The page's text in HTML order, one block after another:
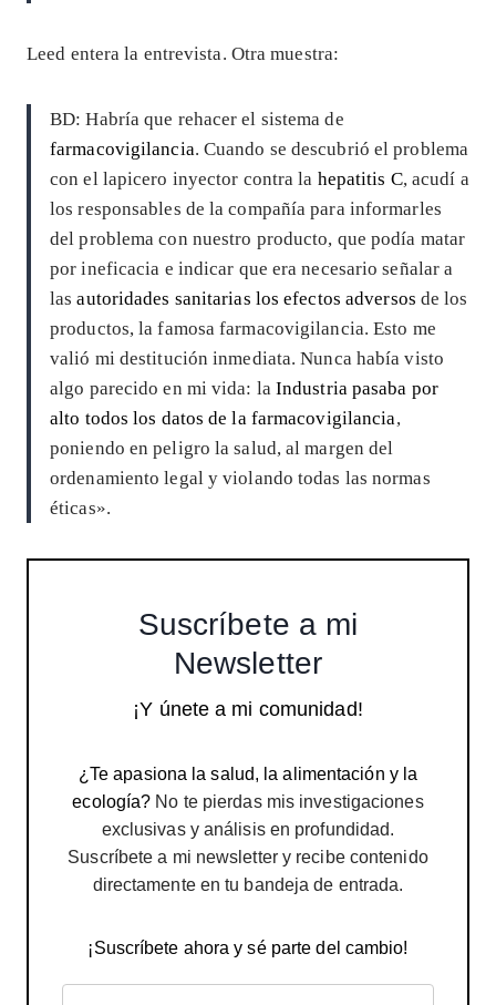
Leed entera la entrevista. Otra muestra:
BD: Habría que rehacer el sistema de
farmacovigilancia. Cuando se descubrió el problema
con el lapicero inyector contra la hepatitis C, acudí a
los responsables de la compañía para informarles
del problema con nuestro producto, que podía matar
por ineficacia e indicar que era necesario señalar a
lasautoridades sanitarias los efectos adversos de los
productos, la famosa farmacovigilancia. Esto me
valió mi destitución inmediata. Nunca había visto
algo parecido en mi vida: la Industria pasaba por
alto todos los datos de la farmacovigilancia,
poniendo en peligro la salud, al margen del
ordenamiento legal y violando todas las normas
éticas».
Suscríbete a mi
Newsletter
¡Y únete a mi comunidad!
¿Te apasiona la salud, la alimentación y la
ecología? No te pierdas mis investigaciones
exclusivas y análisis en profundidad.
Suscríbete a mi newsletter y recibe contenido
directamente en tu bandeja de entrada.
¡Suscríbete ahora y sé parte del cambio!